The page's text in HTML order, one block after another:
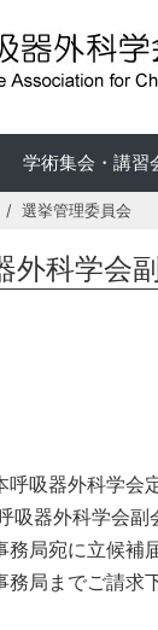
学術集会・講習
選挙管理委員会
外科学会
吸器外科学会
吸器外科学会
局宛に立候補
局までご請求下